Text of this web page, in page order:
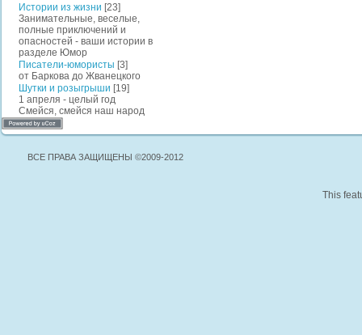
Истории из жизни [23]
Занимательные, веселые,
полные приключений и
опасностей - ваши истории в
разделе Юмор
Писатели-юмористы [3]
от Баркова до Жванецкого
Шутки и розыгрыши [19]
1 апреля - целый год
Смейся, смейся наш народ
ВСЕ ПРАВА ЗАЩИЩЕНЫ ©2009-2012
This